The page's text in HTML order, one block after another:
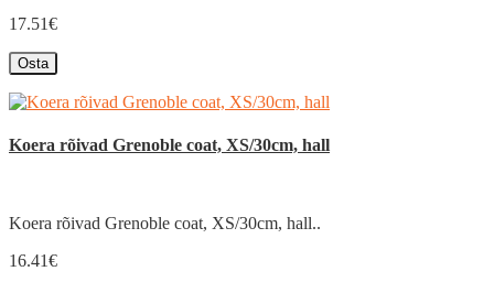
17.51€
Osta
Koera rõivad Grenoble coat, XS/30cm, hall
Koera rõivad Grenoble coat, XS/30cm, hall..
16.41€